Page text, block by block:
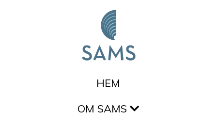
HEM
OM SAMS